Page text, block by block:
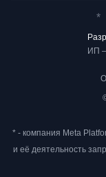
ИП
*
* - компания Meta
и её деятельность